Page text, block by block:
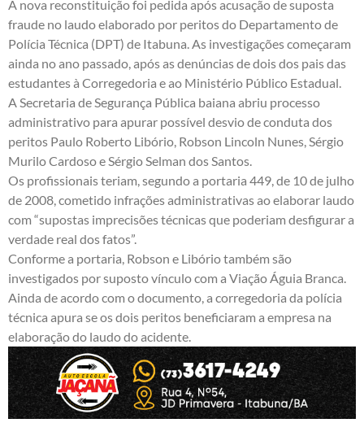
A nova reconstituição foi pedida após acusação de suposta
fraude no laudo elaborado por peritos do Departamento de
Polícia Técnica (DPT) de Itabuna. As investigações começaram
ainda no ano passado, após as denúncias de dois dos pais das
estudantes à Corregedoria e ao Ministério Público Estadual.
A Secretaria de Segurança Pública baiana abriu processo
administrativo para apurar possível desvio de conduta dos
peritos Paulo Roberto Libório, Robson Lincoln Nunes, Sérgio
Murilo Cardoso e Sérgio Selman dos Santos.
Os profissionais teriam, segundo a portaria 449, de 10 de julho
de 2008, cometido infrações administrativas ao elaborar laudo
com “supostas imprecisões técnicas que poderiam desfigurar a
verdade real dos fatos”.
Conforme a portaria, Robson e Libório também são
investigados por suposto vínculo com a Viação Águia Branca.
Ainda de acordo com o documento, a corregedoria da polícia
técnica apura se os dois peritos beneficiaram a empresa na
elaboração do laudo do acidente.